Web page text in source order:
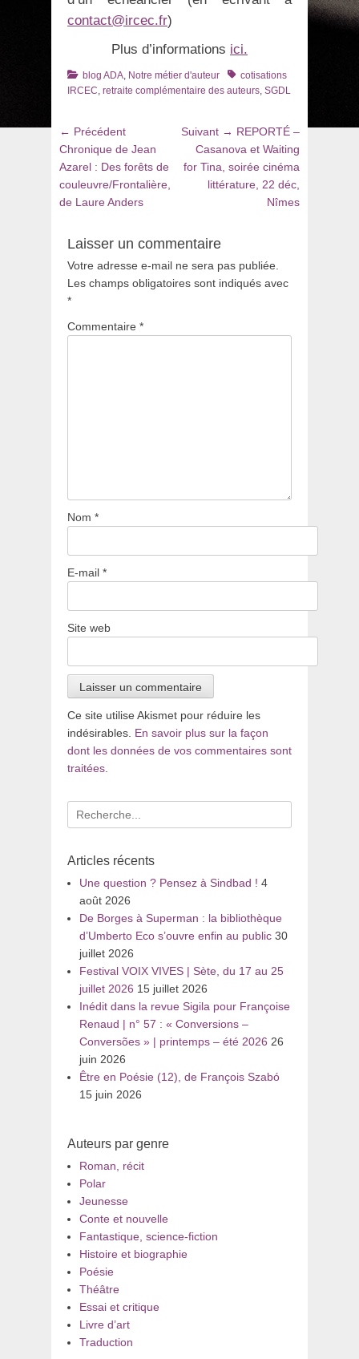
contact@ircec.fr)
Plus d’informations ici.
Catégories
blog ADA, Notre métier d'auteur Tagscotisations
IRCEC, retraite complémentaire des auteurs, SGDL
Navigation
de
l’article
← PrécédentArticle
précédent
:
Chronique de Jean
Azarel : Des forêts de
couleuvre/Frontalière,
de Laure Anders
Suivant → Article
suivant
:
REPORTÉ –
Casanova et Waiting
for Tina, soirée cinéma
littérature, 22 déc,
Nîmes
Laisser un commentaire
Votre adresse e-mail ne sera pas publiée.
Les champs obligatoires sont indiqués avec
*
Commentaire *
Nom *
E-mail *
Site web
Ce site utilise Akismet pour réduire les
indésirables. En savoir plus sur la façon
dont les données de vos commentaires sont
traitées
Recherche
pour
Articles récents
Une question ? Pensez à Sindbad ! 4
août 2026
De Borges à Superman : la bibliothèque
d’Umberto Eco s’ouvre enfin au public 30
juillet 2026
Festival VOIX VIVES | Sète, du 17 au 25
juillet 2026 15 juillet 2026
Inédit dans la revue Sigila pour Françoise
Renaud | n° 57 : « Conversions –
Conversões » | printemps – été 2026 26
juin 2026
Être en Poésie (12), de François Szabó
15 juin 2026
Auteurs par genre
Roman, récit
Polar
Jeunesse
Conte et nouvelle
Fantastique, science-fiction
Histoire et biographie
Poésie
Théâtre
Essai et critique
Livre d’art
Traduction